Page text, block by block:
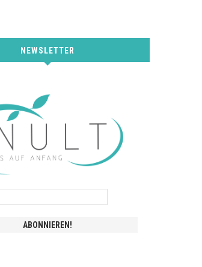
NEWSLETTER